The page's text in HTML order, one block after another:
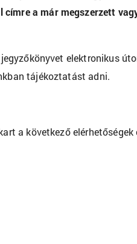
címre a már megszerzett
elektronikus
tájékoztatást adni.
a következő elérhetőségek